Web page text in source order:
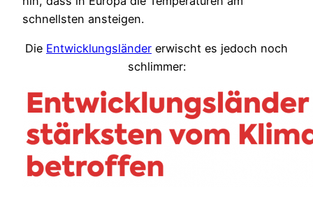
schnellsten ansteigen.
Die Entwicklungsländer erwischt es jedoch noch
schlimmer: